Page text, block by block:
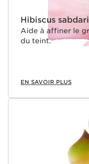
Hibiscus
Aide à affiner le
du teint.
EN SAVOIR PLUS